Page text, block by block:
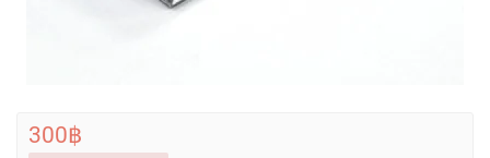
300฿